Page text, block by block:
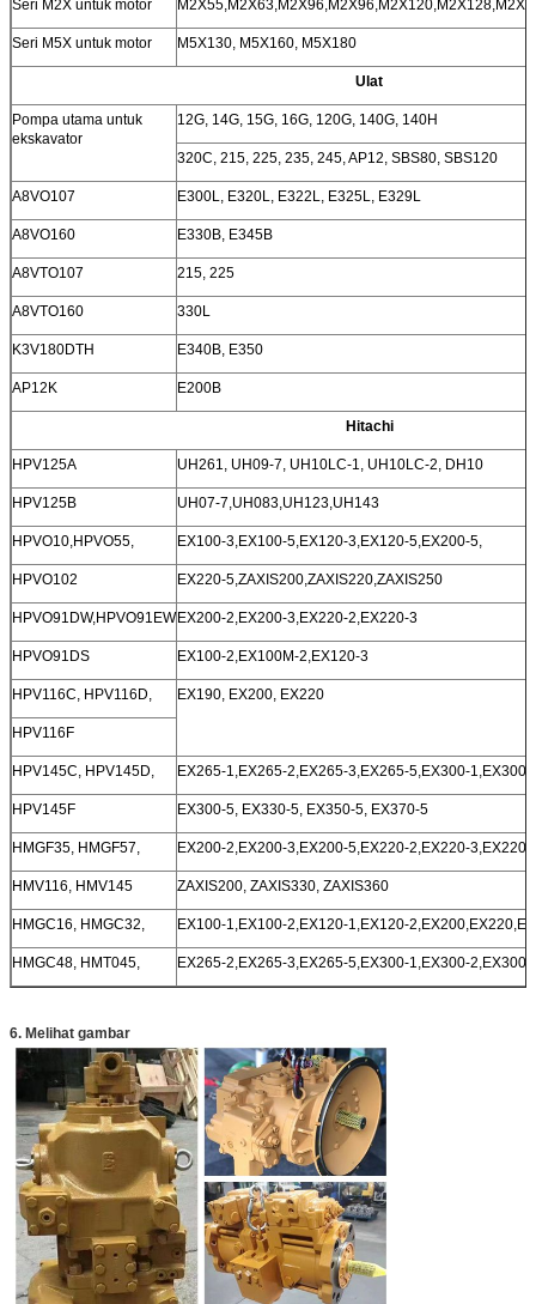
Seri M2X untuk motor
Seri M5X untuk motor M5X130, M5X160, M5X180
Ulat
Pompa utama untuk
ekskavator
12G, 14G, 15G, 16G, 120G, 140G, 140H
320C, 215, 225, 235, 245, AP12, SBS80, SBS120
A8VO107 E300L, E320L, E322L, E325L, E329L
A8VO160 E330B, E345B
A8VTO107 215, 225
A8VTO160 330L
K3V180DTH E340B, E350
AP12K E200B
Hitachi
HPV125A UH261, UH09-7, UH10LC-1, UH10LC-2, DH10
HPV125B UH07-7,UH083,UH123,UH143
HPVO10,HPVO55, EX100-3,EX100-5,EX120-3,EX120-5,EX200-5,
HPVO102 EX220-5,ZAXIS200,ZAXIS220,ZAXIS250
HPVO91DW,HPVO91EWEX200-2,EX200-3,EX220-2,EX220-3
HPVO91DS EX100-2,EX100M-2,EX120-3
HPV116C, HPV116D, EX190, EX200, EX220
HPV116F
HPV145C, HPV145D, EX265-1,EX265-2,EX265-3,EX265-5,EX300-1,EX300-
HPV145F EX300-5, EX330-5, EX350-5, EX370-5
HMGF35, HMGF57, EX200-2,EX200-3,EX200-5,EX220-2,EX220-
HMV116, HMV145 ZAXIS200, ZAXIS330, ZAXIS360
HMGC16, HMGC32, EX100-1,EX100-2,EX120-1,EX120-
HMGC48, HMT045, EX265-2,EX265-3,EX265-5,EX300-1,EX300-2,EX300-
6. Melihat gambar